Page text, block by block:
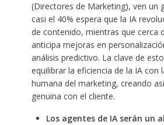
(Directores de Marketing), ven un
casi el 40% espera que la IA
de contenido, mientras que cerca
anticipa mejoras en
análisis predictivo. La clave de
equilibrar la eficiencia de la IA con
humana del marketing, creando
genuina con el cliente.
Los agentes de IA serán un